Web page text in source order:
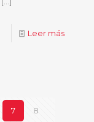
Leer más
7 8